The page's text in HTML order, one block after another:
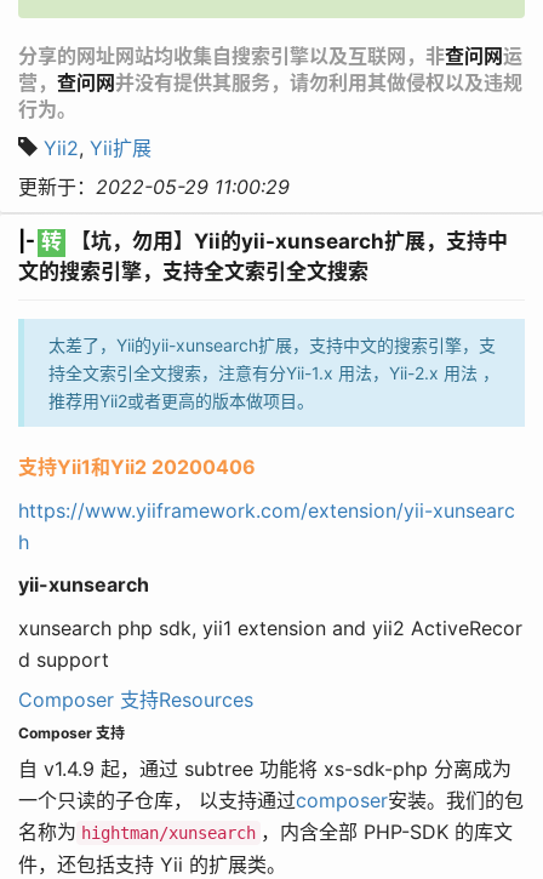
分享的网址网站均收集自搜索引擎以及互联网，非查问网运
营， 查问网并没有提供其服务，请勿利用其做侵权以及违规
行为。
Yii2, Yii扩展
更新于： 2022-05-29 11:00:29
|- 转
【坑，勿用】Yii的yii-xunsearch扩展，支持中
文的搜索引擎，支持全文索引全文搜索
太差了，Yii的yii-xunsearch扩展，支持中文的搜索引擎，支
持全文索引全文搜索，注意有分Yii-1.x 用法，Yii-2.x 用法 ，
推荐用Yii2或者更高的版本做项目。
支持Yii1和Yii2 20200406
https://www.yiiframework.com/extension/yii-xunsearc
h
yii-xunsearch
xunsearch php sdk, yii1 extension and yii2 ActiveRecor
d support
Composer 支持Resources
Composer 支持
自 v1.4.9 起，通过 subtree 功能将 xs-sdk-php 分离成为
一个只读的子仓库， 以支持通过composer安装。我们的包
名称为 hightman/xunsearch ，内含全部 PHP-SDK 的库文
件，还包括支持 Yii 的扩展类。